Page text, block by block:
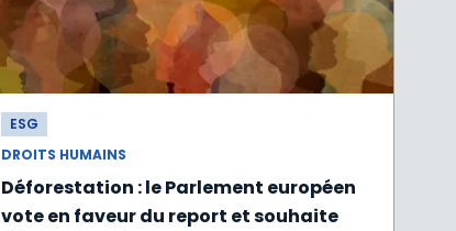
ESG
DROITS HUMAINS
Déforestation : le Parlement européen
vote en faveur du report et souhaite